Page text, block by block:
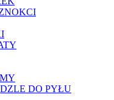
DO PYŁU